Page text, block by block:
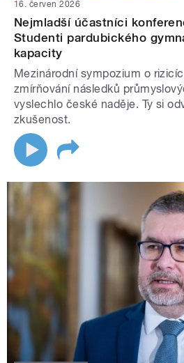
16. červen 2026
Nejmladší účastníci
Studenti pardubického
kapacity
Mezinárodní sympozium o
zmírňování následků
vyslechlo české naděje. Ty si
zkušenost.